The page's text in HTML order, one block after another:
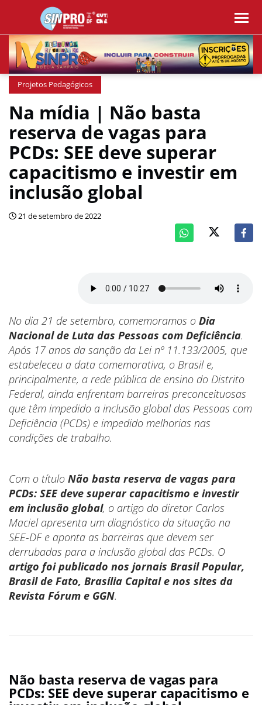
Projetos Pedagógicos
Na mídia | Não basta
reserva de vagas para
PCDs: SEE deve superar
capacitismo e investir em
inclusão global
21 de setembro de 2022
No dia 21 de setembro, comemoramos o Dia
Nacional de Luta das Pessoas com Deficiência.
Após 17 anos da sanção da Lei nº 11.133/2005, que
estabeleceu a data comemorativa, o Brasil e,
principalmente, a rede pública de ensino do Distrito
Federal, ainda enfrentam barreiras preconceituosas
que têm impedido a inclusão global das Pessoas com
Deficiência (PCDs) e impedido melhorias nas
condições de trabalho.
Com o título Não basta reserva de vagas para
PCDs: SEE deve superar capacitismo e investir
em inclusão global, o artigo do diretor Carlos
Maciel apresenta um diagnóstico da situação na
SEE-DF e aponta as barreiras que devem ser
derrubadas para a inclusão global das PCDs. O
artigo foi publicado nos jornais Brasil Popular,
Brasil de Fato, Brasília Capital e nos sites da
Revista Fórum e GGN.
Não basta reserva de vagas para
PCDs: SEE deve superar capacitismo e